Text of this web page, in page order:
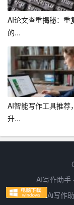
为顾客提供更加
以根据食材特点
候、时间、调料
量，还降低了人
总之，AI生成内
餐饮企业带来了
的应用也存在一
等。餐饮企业应
术将会在餐饮美
AI论文查重揭秘：重
的...
AI智能写作工具推荐
升...
AI写作助手
Ai写作